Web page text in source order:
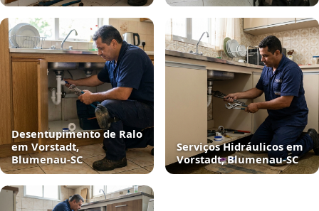
Desentupimento de Ralo
em Vorstadt,
Blumenau‑SC
Serviços Hidráulicos em
Vorstadt, Blumenau‑SC